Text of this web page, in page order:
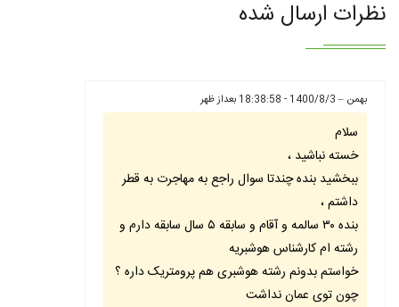
نظرات ارسال شده
بهمن – 1400/8/3 - 18:38:58 بعداز ظهر
سلام
خسته نباشید ،
ببخشید بنده چندتا سوال راجع به مهاجرت به قطر
داشتم ،
بنده ۳۰ سالمه و آقام و سابقه ۵ سال سابقه دارم و
رشته ام کارشناس هوشبریه
خواستم بدونم رشته هوشبری هم پرومتریک داره ؟
چون توی عمان نداشت